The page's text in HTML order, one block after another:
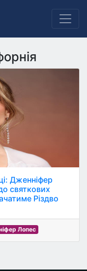
Дженніфер
святкових
Різдво
Лопес